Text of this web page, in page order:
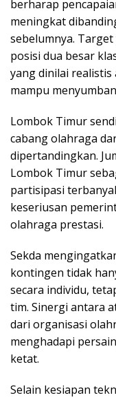
berharap
meningkat
sebelumnya.
posisi dua besar
yang dinilai
mampu
Lombok Timur
cabang olahraga
dipertandingkan.
Lombok Timur
partisipasi
keseriusan
olahraga prestasi.
Sekda
kontingen tidak
secara individu,
tim. Sinergi antara
dari organisasi
menghadapi
ketat.
Selain kesiapan